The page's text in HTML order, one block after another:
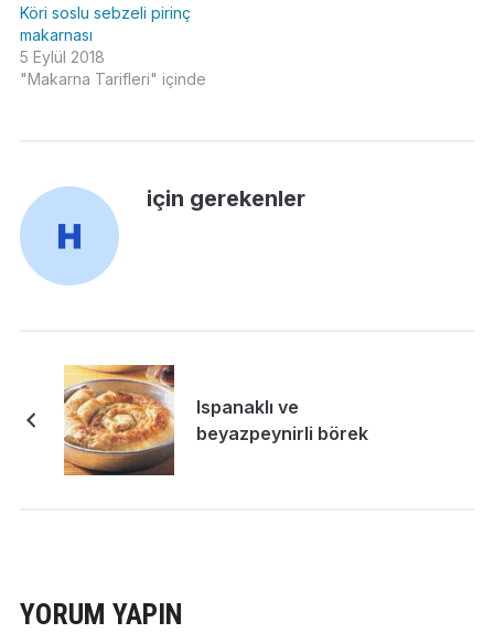
Köri soslu sebzeli pirinç
makarnası
5 Eylül 2018
"Makarna Tarifleri" içinde
için gerekenler
Ispanaklı ve
beyazpeynirli börek
YORUM YAPIN